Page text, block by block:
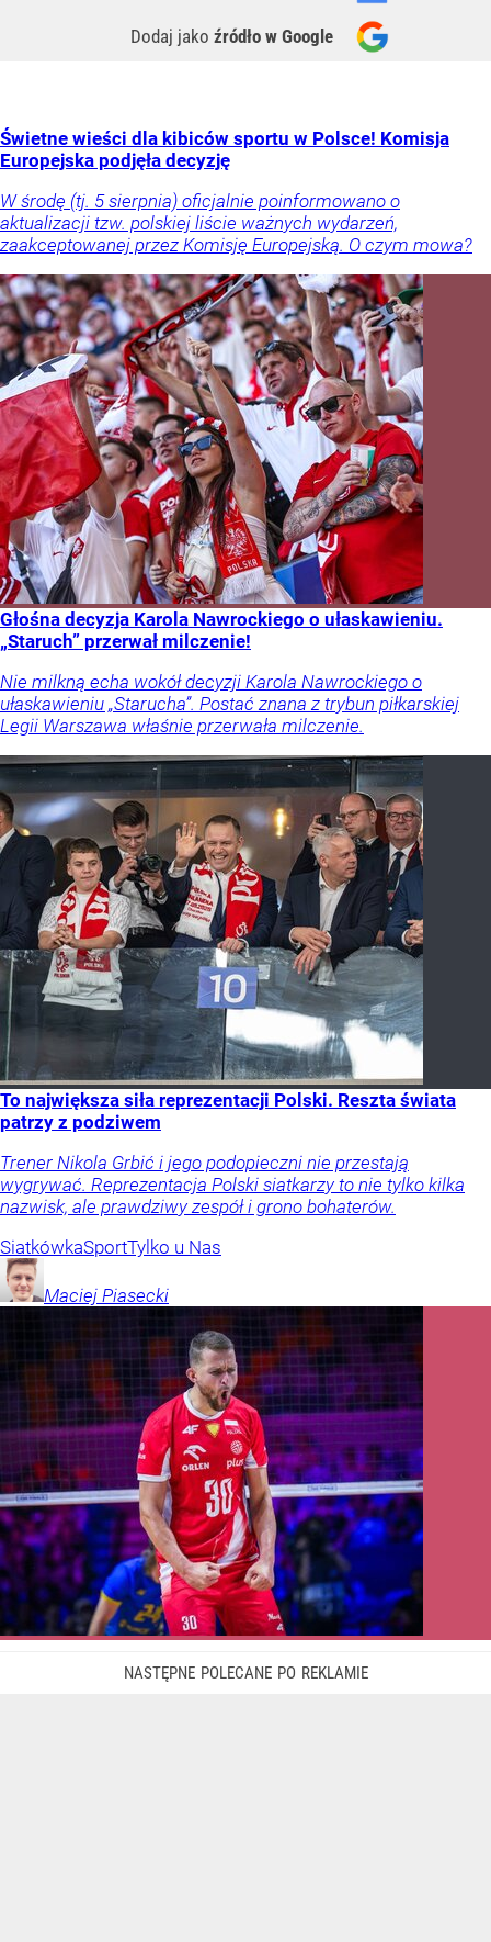
Dodaj jako źródło w Google
Świetne wieści dla kibiców sportu w Polsce! Komisja
Europejska podjęła decyzję
W środę (tj. 5 sierpnia) oficjalnie poinformowano o
aktualizacji tzw. polskiej liście ważnych wydarzeń,
zaakceptowanej przez Komisję Europejską. O czym mowa?
Głośna decyzja Karola Nawrockiego o ułaskawieniu.
„Staruch” przerwał milczenie!
Nie milkną echa wokół decyzji Karola Nawrockiego o
ułaskawieniu „Starucha”. Postać znana z trybun piłkarskiej
Legii Warszawa właśnie przerwała milczenie.
To największa siła reprezentacji Polski. Reszta świata
patrzy z podziwem
Trener Nikola Grbić i jego podopieczni nie przestają
wygrywać. Reprezentacja Polski siatkarzy to nie tylko kilka
nazwisk, ale prawdziwy zespół i grono bohaterów.
SiatkówkaSportTylko u Nas
Maciej Piasecki